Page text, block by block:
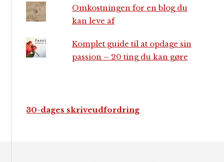
Omkostningen for en blog du
kan leve af
Komplet guide til at opdage sin
passion – 20 ting du kan gøre
30-dages skriveudfordring